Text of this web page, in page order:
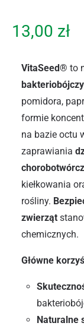
13,00 zł
VitaSeed® to
bakteriobójczy
pomidora,
formie
na bazie octu
zaprawiania
kiełkowania
rośliny.
zwierząt
chemicznych.
Główne
Naturalne